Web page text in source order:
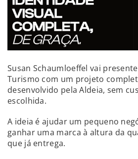
Susan Schaumloeffel vai
Turismo com um projeto
desenvolvido pela Aldeia, sem
escolhida.
A ideia é ajudar um pequeno
ganhar uma marca à altura da
que já entrega.